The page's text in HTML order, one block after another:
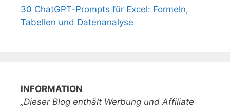
30 ChatGPT-Prompts für Excel: Formeln,
Tabellen und Datenanalyse
INFORMATION
„Dieser Blog enthält Werbung und Affiliate